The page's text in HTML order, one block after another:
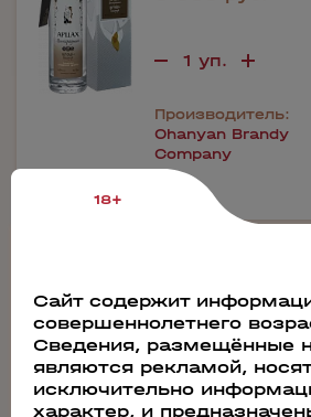
Производитель:
Ohanyan Brandy
Company
Дистиллят Artsakh
2 150 руб.
18+
Сайт содержит
совершеннолетнего
Сведения, размещённые
являются рекламой, носят
исключительно
характер, и